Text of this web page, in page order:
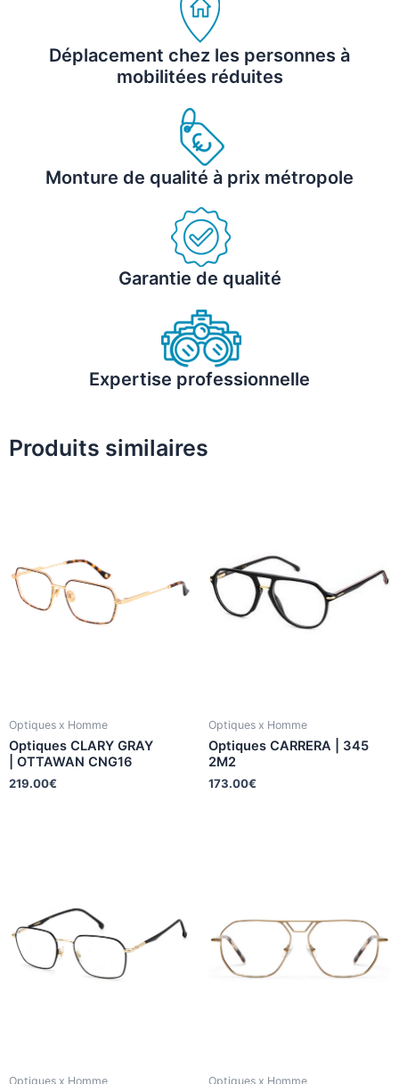
Déplacement chez les personnes à
mobilitées réduites
Monture de qualité à prix métropole
Garantie de qualité
Expertise professionnelle
Produits similaires
Optiques x Homme
Optiques CLARY GRAY
| OTTAWAN CNG16
219.00€
Optiques x Homme
Optiques CARRERA | 345
2M2
173.00€
Optiques x Homme Optiques x Homme